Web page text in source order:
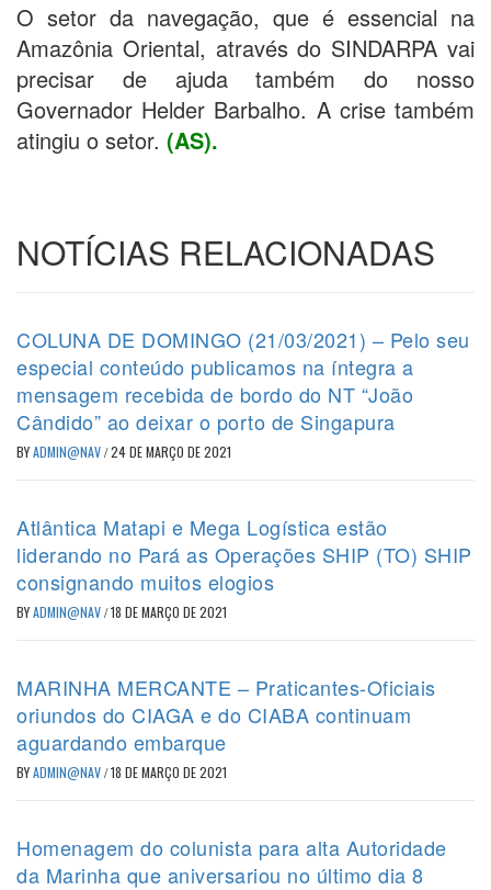
O setor da navegação, que é essencial na
Amazônia Oriental, através do SINDARPA vai
precisar de ajuda também do nosso
Governador Helder Barbalho. A crise também
atingiu o setor. (AS).
NOTÍCIAS RELACIONADAS
COLUNA DE DOMINGO (21/03/2021) – Pelo seu
especial conteúdo publicamos na íntegra a
mensagem recebida de bordo do NT “João
Cândido” ao deixar o porto de Singapura
BYADMIN@NAV/24 DE MARÇO DE 2021
Atlântica Matapi e Mega Logística estão
liderando no Pará as Operações SHIP (TO) SHIP
consignando muitos elogios
BYADMIN@NAV/18 DE MARÇO DE 2021
MARINHA MERCANTE – Praticantes-Oficiais
oriundos do CIAGA e do CIABA continuam
aguardando embarque
BYADMIN@NAV/18 DE MARÇO DE 2021
Homenagem do colunista para alta Autoridade
da Marinha que aniversariou no último dia 8